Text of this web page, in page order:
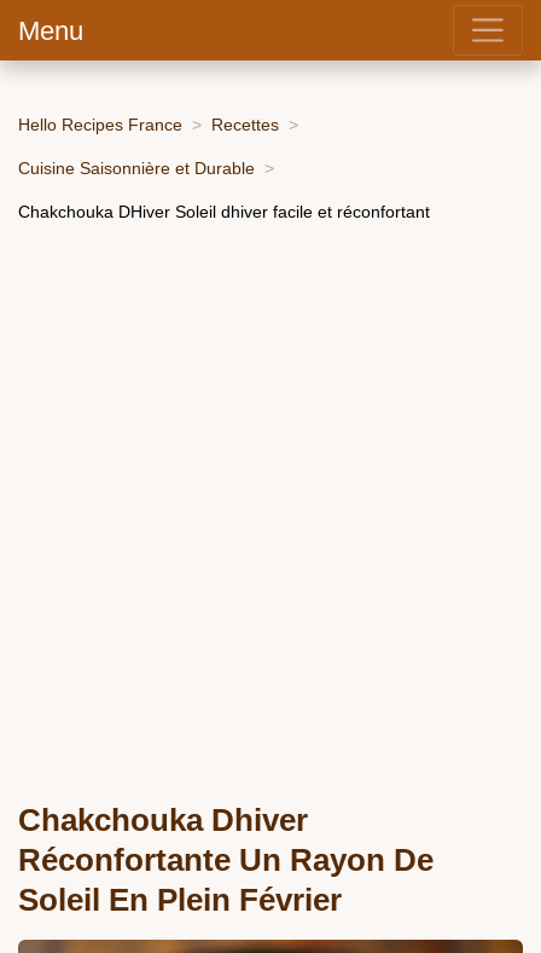
Menu
Hello Recipes France Recettes
Cuisine Saisonnière et Durable
Chakchouka DHiver Soleil dhiver facile et réconfortant
Chakchouka Dhiver
Réconfortante Un Rayon De
Soleil En Plein Février